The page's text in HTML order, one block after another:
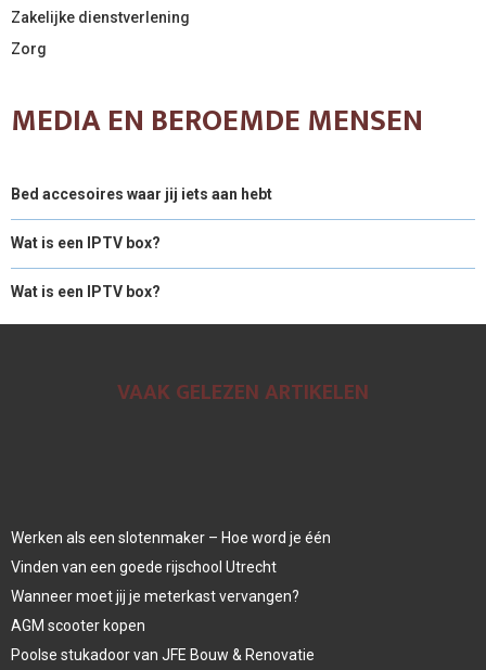
Zakelijke dienstverlening
Zorg
MEDIA EN BEROEMDE MENSEN
Bed accesoires waar jij iets aan hebt
Wat is een IPTV box?
Wat is een IPTV box?
VAAK GELEZEN ARTIKELEN
Werken als een slotenmaker – Hoe word je één
Vinden van een goede rijschool Utrecht
Wanneer moet jij je meterkast vervangen?
AGM scooter kopen
Poolse stukadoor van JFE Bouw & Renovatie